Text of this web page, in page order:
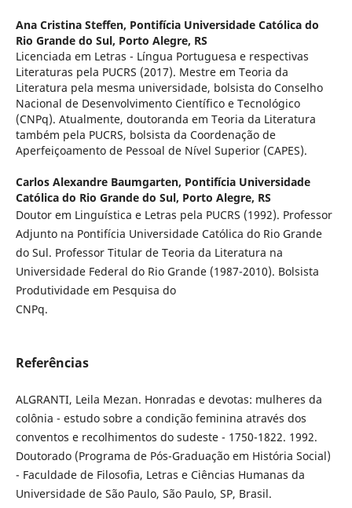
Ana Cristina Steffen, Pontifícia Universidade Católica do
Rio Grande do Sul, Porto Alegre, RS
Licenciada em Letras - Língua Portuguesa e respectivas
Literaturas pela PUCRS (2017). Mestre em Teoria da
Literatura pela mesma universidade, bolsista do Conselho
Nacional de Desenvolvimento Científico e Tecnológico
(CNPq). Atualmente, doutoranda em Teoria da Literatura
também pela PUCRS, bolsista da Coordenação de
Aperfeiçoamento de Pessoal de Nível Superior (CAPES).
Carlos Alexandre Baumgarten, Pontifícia Universidade
Católica do Rio Grande do Sul, Porto Alegre, RS
Doutor em Linguística e Letras pela PUCRS (1992). Professor
Adjunto na Pontifícia Universidade Católica do Rio Grande
do Sul. Professor Titular de Teoria da Literatura na
Universidade Federal do Rio Grande (1987-2010). Bolsista
Produtividade em Pesquisa do
CNPq.
Referências
ALGRANTI, Leila Mezan. Honradas e devotas: mulheres da
colônia - estudo sobre a condição feminina através dos
conventos e recolhimentos do sudeste - 1750-1822. 1992.
Doutorado (Programa de Pós-Graduação em História Social)
- Faculdade de Filosofia, Letras e Ciências Humanas da
Universidade de São Paulo, São Paulo, SP, Brasil.